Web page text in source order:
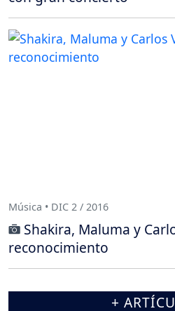
Música • DIC 2 / 2016
Shakira, Maluma y
reconocimiento
+